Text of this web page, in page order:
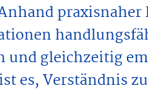
praxisnaher
und gleichzeitig
es, Verständnis